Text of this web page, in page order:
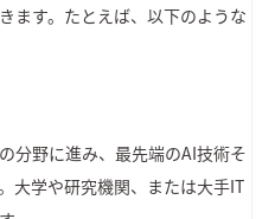
ます。たとえば、以下のような
分野に進み、最先端のAI技術そ
大学や研究機関、または大手IT